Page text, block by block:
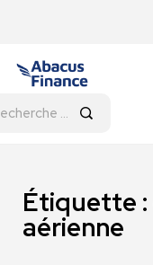
Étiquette :
aérienne